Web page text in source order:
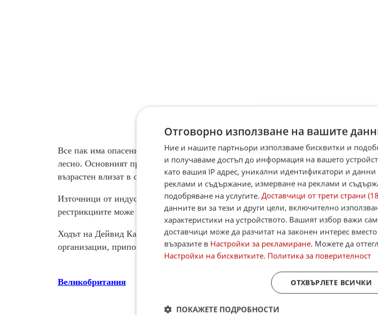
Все пак има опасения, че ограничаването на порнографията в Wi-Fi няма да бъде
лесно. Основният проблем е, че все още няма точен метод да се определи дали
възрастен влизат в сайтове за възрастни.
Източници от индустрията предполагат, че решението коя категория хотели
рестрикциите може да бъде спорно.
Ходът на Дейвид Камерън е в отговор и на кампанията на детски
организации, припомня в. „Дейли мейл“.
Великобритания
☆
Отговорно използване на вашите
Ние и нашите партньори използваме бисквитки и
и получаваме достъп до информация на вашето
като вашия IP адрес, уникални идентификатори и
реклами и съдържание, измерване на реклами и
подобряване на услугите. Доставчици от трети страни
данните ви за тези и други цели, включително
характеристики на устройството. Вашият избор важи
доставчици може да разчитат на законен интерес
възразите в Настройки за рекламиране. Можете да
Настройки на бисквитките. Политика за поверителност
ОТХВЪРЛЕТЕ ВСИЧКИ
ПОКАЖЕТЕ ПОДРОБНОСТИ